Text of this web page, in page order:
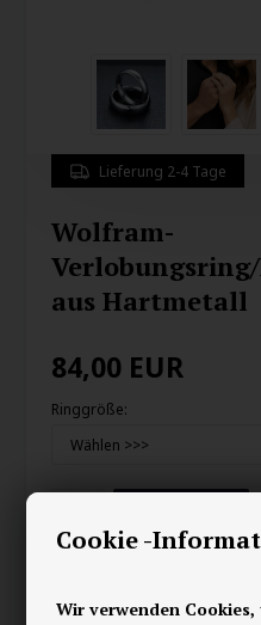
Cookie -
Wir verwenden
Lieferung 2-4 Tage
Wolfram-
aus Hartmetall
84,00 EUR
Ringgröße: